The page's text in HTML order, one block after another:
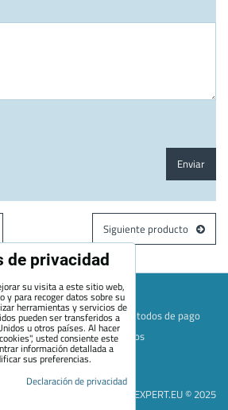
Enviar
Siguiente producto
Términos y condiciones
Métodos de pago
722 689 252
Quiénes somos
Declaración de privacidad
EVEXPERT.EU © 2025
de privacidad
su visita a este sitio web,
y para recoger datos sobre su
herramientas y servicios de
pueden ser transferidos a
u otros países. Al hacer
usted consiente este
información detallada a
sus preferencias.
Declaración de privacidad